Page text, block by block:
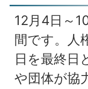
12月4日～
間です。人
日を最終日
や団体が協